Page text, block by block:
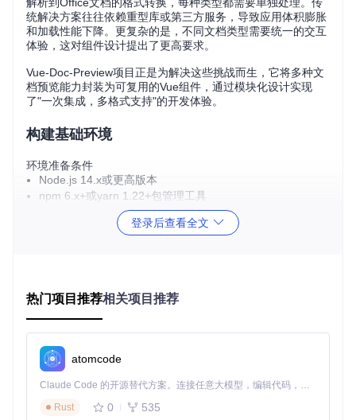
统解决方案往往依赖重型库或第三方服务，导致应用体积膨胀
和加载性能下降。更复杂的是，不同文档类型需要统一的交互
体验，这对组件设计提出了更高要求。
Vue-Doc-Preview项目正是为解决这些挑战而生，它将多种文
档预览能力封装为可复用的Vue组件，通过模块化设计实现
了"一次集成，多格式支持"的开发体验。
构建基础环境
环境准备条件
Node.js 14.x或更高版本
npm 6.x+或yarn 1.22+包管理工具
项目获取与依赖安装
# 进入项目目录
cd vue-doc-preview
# 安装项目依赖
npm install
注意事项：若网络环境受限，可考虑使用npm淘宝镜像源
egistry.npm.taobao.org
登录后查看全文
热门项目推荐相关项目推荐
atomcode
Claude Code 的开源替代方案。连接任意大模型，编辑代码，运行命令，自动验证 — 全自动执行。用 Rust 构建，极致性能。 ｜ An open-source alternative to Claude Code. Connect any LLM, edit code, run commands, and verify changes — autonomously. Built in Rust for speed. Get Started
Rust
0 535